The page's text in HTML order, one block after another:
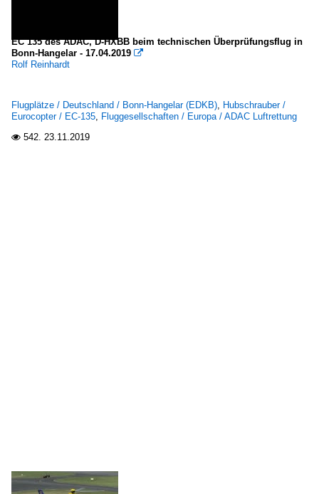
EC 135 des ADAC, D-HXBB beim technischen Überprüfungsflug in
Bonn-Hangelar - 17.04.2019 
Rolf Reinhardt
Flugplätze / Deutschland / Bonn-Hangelar (EDKB), Hubschrauber /
Eurocopter / EC-135, Fluggesellschaften / Europa / ADAC Luftrettung
 542. 23.11.2019